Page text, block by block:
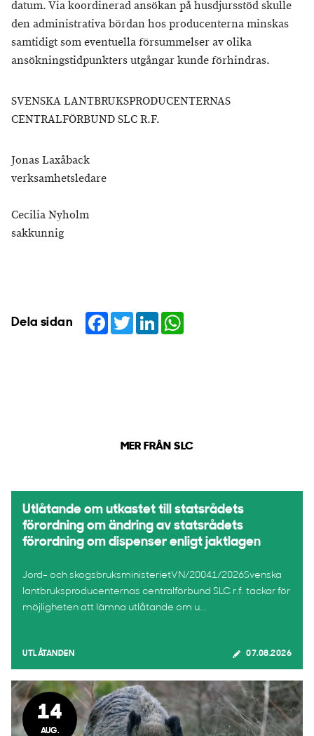
datum. Via koordinerad ansökan på husdjursstöd skulle
den administrativa bördan hos producenterna minskas
samtidigt som eventuella försummelser av olika
ansökningstidpunkters utgångar kunde förhindras.
SVENSKA LANTBRUKSPRODUCENTERNAS
CENTRALFÖRBUND SLC R.F.
Jonas Laxåback
verksamhetsledare
Cecilia Nyholm
sakkunnig
Dela sidan Facebook
TwitterLinkedIn
MER FRÅN SLC
Utlåtande om utkastet till statsrådets
förordning om ändring av statsrådets
förordning om dispenser enligt jaktlagen
Jord- och skogsbruksministerietVN/20041/2026Svenska
lantbruksproducenternas centralförbund SLC r.f. tackar för
möjligheten att lämna utlåtande om u...
UTLÅTANDEN 07.08.2026
14
AUG.